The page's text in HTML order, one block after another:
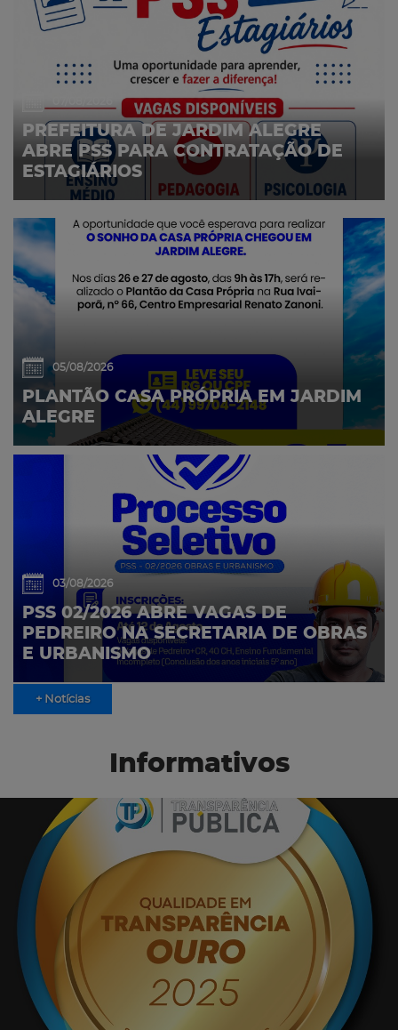
PREFEITURA DE JARDIM ALEGRE
ABRE PSS PARA CONTRATAÇÃO DE
ESTAGIÁRIOS
05/08/2026
PLANTÃO CASA PRÓPRIA EM JARDIM
ALEGRE
03/08/2026
PSS 02/2026 ABRE VAGAS DE
PEDREIRO NA SECRETARIA DE OBRAS
E URBANISMO
+ Notícias
Informativos